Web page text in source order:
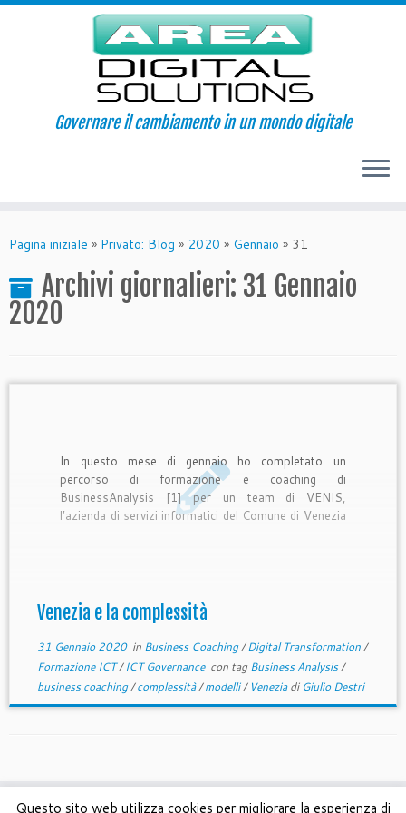
Governare il cambiamento in un mondo digitale
Pagina iniziale » Privato: Blog » 2020 » Gennaio » 31
Archivi giornalieri: 31 Gennaio
2020
In questo mese di gennaio ho completato un
percorso di formazione e coaching di
BusinessAnalysis [1] per un team di VENIS,
l’azienda di servizi informatici del Comune di Venezia
Venezia e la complessità
31 Gennaio 2020in Business Coaching/Digital Transformation/
Formazione ICT/ICT Governance con tagBusiness Analysis/
business coaching/complessità/modelli/ Veneziadi Giulio Destri
Questo sito web utilizza cookies per migliorare la esperienza di